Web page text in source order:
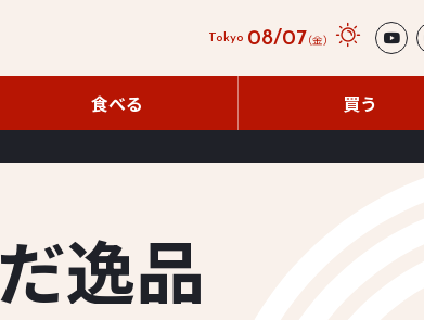
食べる
食べる
買う
買う
Tokyo 08/07（金）
だ逸品